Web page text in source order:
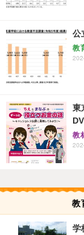
公
教
東
教
教
学